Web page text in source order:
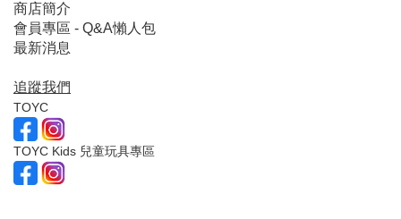
商店簡介
會員專區 - Q&A懶人包
最新消息
追蹤我們
TOYC
TOYC Kids 兒童玩具專區